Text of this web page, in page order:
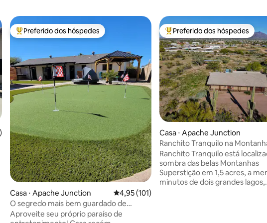
avaliação média de 5, 136 avaliações
Entre os melhores preferidos dos hóspedes
Preferido dos hóspedes
Casa ⋅ Apache Junction 4,95 de uma avaliação média de 5, 101
4,95 (101)
O segredo mais bem guardado de
Apache Junction!
Aproveite seu próprio paraíso de
Entre os melhores preferidos
Preferido dos hóspedes
Casa ⋅ Apache Junction
Ranchito Tranquilo na
Superstição
Ranchito Tranquilo está
sombra das belas Montanhas
Superstição em 1,5 acres, a
minutos de dois grandes lagos,